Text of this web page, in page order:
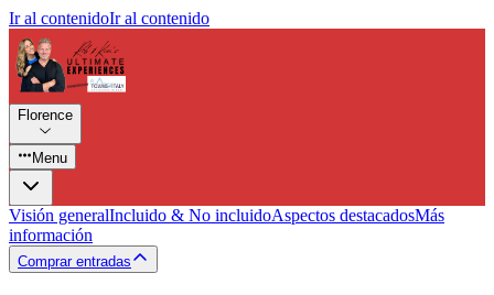
Ir al contenidoIr al contenido
Florence
Menu
Visión generalIncluido & No incluidoAspectos destacadosMás
información
Comprar entradas